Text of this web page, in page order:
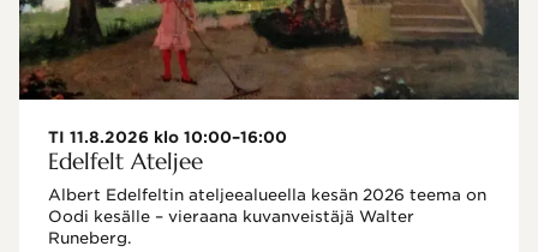
TI 11.8.2026 klo 10:00–16:00
Edelfelt Ateljee
Albert Edelfeltin ateljeealueella kesän 2026 teema on
Oodi kesälle – vieraana kuvanveistäjä Walter